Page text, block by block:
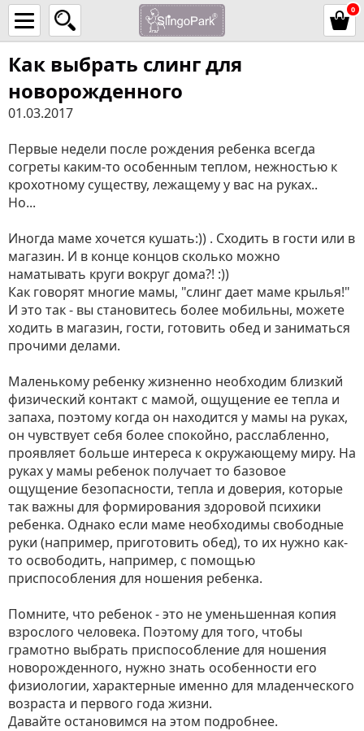
0
Как выбрать слинг для
новорожденного
01.03.2017
Первые недели после рождения ребенка всегда
согреты каким-то особенным теплом, нежностью к
крохотному существу, лежащему у вас на руках..
Но...
Иногда маме хочется кушать:)) . Сходить в гости или в
магазин. И в конце концов сколько можно
наматывать круги вокруг дома?! :))
Как говорят многие мамы, "слинг дает маме крылья!"
И это так - вы становитесь более мобильны, можете
ходить в магазин, гости, готовить обед и заниматься
прочими делами.
Маленькому ребенку жизненно необходим близкий
физический контакт с мамой, ощущение ее тепла и
запаха, поэтому когда он находится у мамы на руках,
он чувствует себя более спокойно, расслабленно,
проявляет больше интереса к окружающему миру. На
руках у мамы ребенок получает то базовое
ощущение безопасности, тепла и доверия, которые
так важны для формирования здоровой психики
ребенка. Однако если маме необходимы свободные
руки (например, приготовить обед), то их нужно как-
то освободить, например, с помощью
приспособления для ношения ребенка.
Помните, что ребенок - это не уменьшенная копия
взрослого человека. Поэтому для того, чтобы
грамотно выбрать приспособление для ношения
новорожденного, нужно знать особенности его
физиологии, характерные именно для младенческого
возраста и первого года жизни.
Давайте остановимся на этом подробнее.